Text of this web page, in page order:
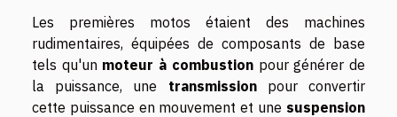
Les premières motos étaient des machines
rudimentaires, équipées de composants de base
tels qu'un moteur à combustionpour générer de
la puissance, une transmissionpour convertir
cette puissance en mouvement et une suspension